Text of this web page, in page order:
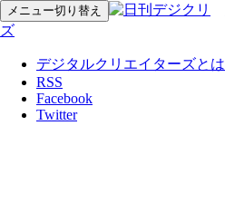
メニュー切り替え
ズ
デジタルクリエイターズとは
RSS
Facebook
Twitter